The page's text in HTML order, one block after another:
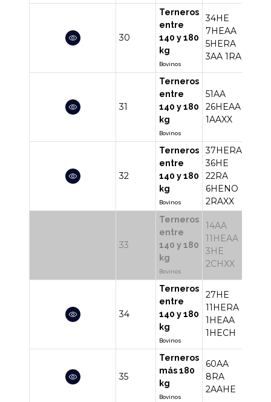
30
Terneros
entre
140 y 180
kg
Bovinos
34HE
7HEAA
5HERA
3AA 1RA
31
Terneros
entre
140 y 180
kg
Bovinos
51AA
26HEAA
1AAXX
32
Terneros
entre
140 y 180
kg
Bovinos
37HERA
36HE
22RA
6HENO
2RAXX
33
Terneros
entre
140 y 180
kg
Bovinos
14AA
11HEAA
3HE
2CHXX
34
Terneros
entre
140 y 180
kg
Bovinos
27HE
11HERA
1HEAA
1HECH
35
Terneros
más 180
kg
Bovinos
60AA
8RA
2AAHE